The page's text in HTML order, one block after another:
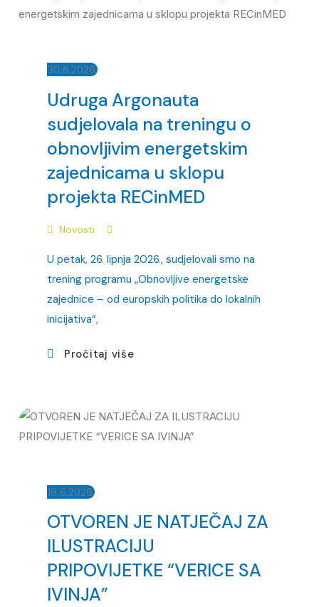
30.6.2026.
Udruga Argonauta
sudjelovala na treningu o
obnovljivim energetskim
zajednicama u sklopu
projekta RECinMED
Novosti
U petak, 26. lipnja 2026., sudjelovali smo na
trening programu „Obnovljive energetske
zajednice – od europskih politika do lokalnih
inicijativa“,
Pročitaj više
19.6.2026.
OTVOREN JE NATJEČAJ ZA
ILUSTRACIJU
PRIPOVIJETKE “VERICE SA
IVINJA”